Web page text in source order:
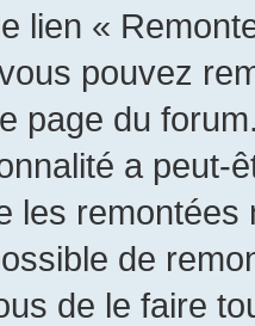
lien «
pouvez
page du
a peut-
les remontées
de
de le faire